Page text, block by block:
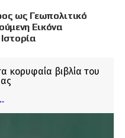
ως Γεωπολιτικό
Εικόνα
κορυφαία βιβλία του